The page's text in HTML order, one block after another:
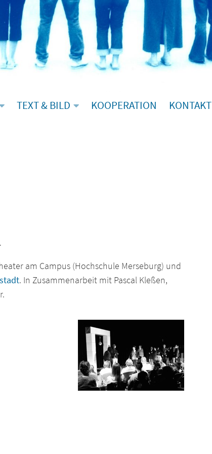
TEXT & BILD KOOPERATION KONTAKT
am Campus (Hochschule Merseburg) und
. In Zusammenarbeit mit Pascal Kleßen,